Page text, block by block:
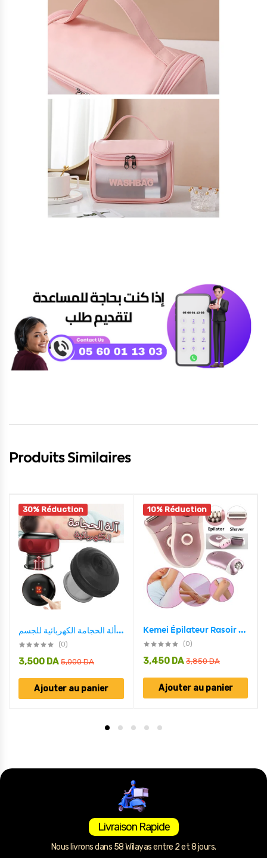
Produits Similaires
30% Réduction
ألة الحجامة الكهربائية للجسم – Ventouse Hijama électrique
(0)
5,000DA
3,500 DA
Ajouter au panier
10% Réduction
Kemei Épilateur Rasoir Lavable 2en1 Bs-2068
(0)
3,850DA
3,450 DA
Ajouter au panier
Livraison Rapide
Nous livrons dans 58 Wilayas entre 2 et 8 jours.